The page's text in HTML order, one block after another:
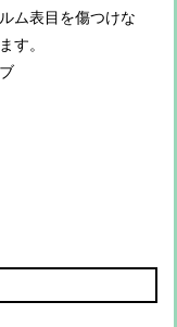
ム表目を傷つけな
す。